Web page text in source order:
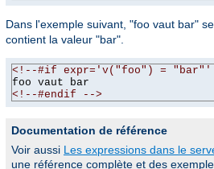
Dans l'exemple suivant, "foo vaut bar"
contient la valeur "bar".
<!--#if expr='v("foo") =
foo vaut bar
<!--#endif -->
Documentation de référence
Voir aussi Les expressions dans le
une référence complète et des